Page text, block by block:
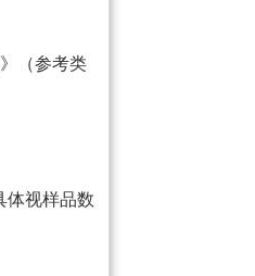
（参考类
体视样品数